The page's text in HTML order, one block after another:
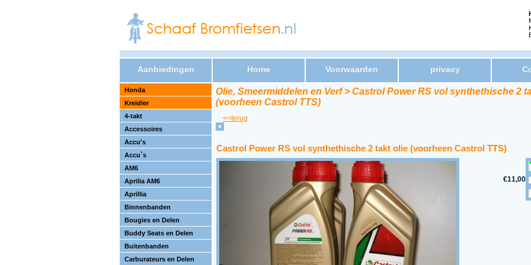
Aanbiedingen Home Voorwaarden privacy
Honda
Kreidler
4-takt
Accessoires
Accu's
Accu`s
AM6
Aprilia AM6
Aprillia
Binnenbanden
Bougies en Delen
Buddy Seats en Delen
Buitenbanden
Carburateurs en Delen
Olie, Smeermiddelen en Verf > Castrol Power RS vol synthethische 2
(voorheen Castrol TTS)
<<terug
Castrol Power RS vol synthethische 2 takt olie (voorheen Castrol TTS)
€11,00